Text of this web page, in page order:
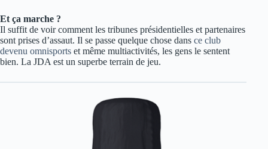
Et ça marche ?
Il suffit de voir comment les tribunes présidentielles et partenaires
sont prises d’assaut. Il se passe quelque chose dans ce club
devenu omnisports et même multiactivités, les gens le sentent
bien. La JDA est un superbe terrain de jeu.